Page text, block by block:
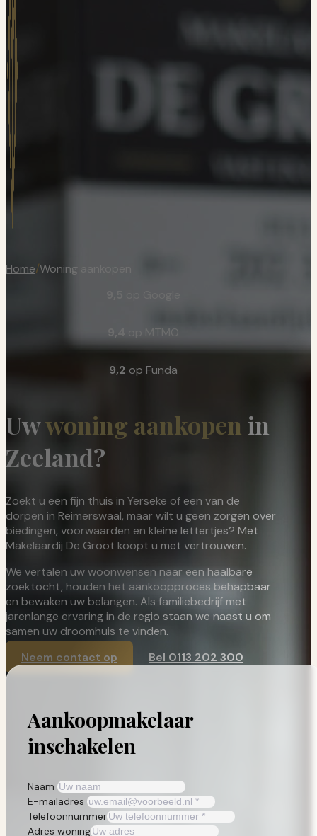
Home/Woning aankopen
op MTMO
9,2 op Funda
Uwwoning aankopenin
Zeeland?
Zoekt u een fijn thuis in Yerseke of een van de
dorpen in Reimerswaal, maar wilt u geen zorgen over
biedingen, voorwaarden en kleine lettertjes? Met
Makelaardij De Groot koopt u met vertrouwen.
We vertalen uw woonwensen naar een haalbare
zoektocht, houden het aankoopproces behapbaar
en bewaken uw belangen. Als familiebedrijf met
jarenlange ervaring in de regio staan we naast u om
samen uw droomhuis te vinden.
Neem contact op
Bel 0113 202 300
Aankoopmakelaar
inschakelen
Naam
E-mailadres
Telefoonnummer
Adres woning